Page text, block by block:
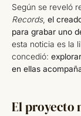
Según se reveló
Records, el
para grabar uno
esta noticia es la
concedió:
en ellas
El proyecto